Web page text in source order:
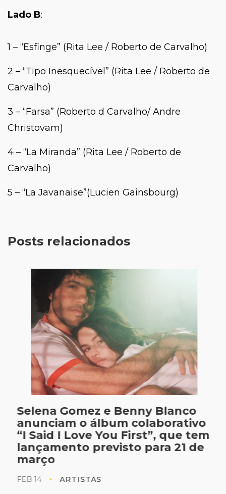
Lado B:
1 – “Esfinge” (Rita Lee / Roberto de Carvalho)
2 – “Tipo Inesquecível” (Rita Lee / Roberto de
Carvalho)
3 – “Farsa” (Roberto d Carvalho/ Andre
Christovam)
4 – “La Miranda” (Rita Lee / Roberto de
Carvalho)
5 – “La Javanaise”(Lucien Gainsbourg)
Posts relacionados
Selena Gomez e Benny Blanco
anunciam o álbum colaborativo
“I Said I Love You First”, que tem
lançamento previsto para 21 de
março
FEB 14 ARTISTAS